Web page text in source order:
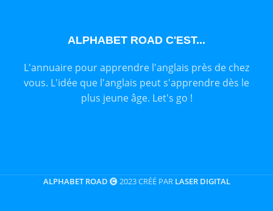
ALPHABET ROAD C'EST...
L'annuaire pour apprendre l'anglais près de chez
vous. L'idée que l'anglais peut s'apprendre dès le
plus jeune âge. Let's go !
ALPHABET ROAD 2023 CRÉÉ PAR LASER DIGITAL